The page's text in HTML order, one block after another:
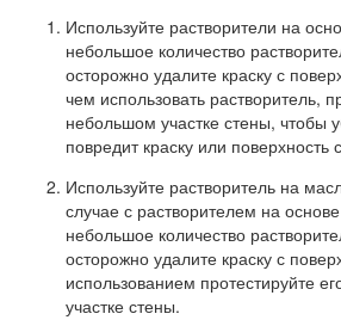
Используйте растворители на
небольшое количество
осторожно удалите краску с
чем использовать растворитель,
небольшом участке стены, чтобы
повредит краску или поверхность
Используйте растворитель на
случае с растворителем на
небольшое количество
осторожно удалите краску с
использованием протестируйте
участке стены.